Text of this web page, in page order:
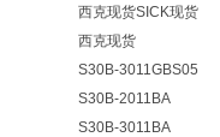
西克现货SICK现货
西克现货
S30B-3011GBS05
S30B-2011BA
S30B-3011BA